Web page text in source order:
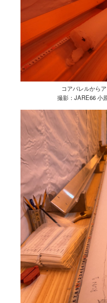
コアバレルから
撮影：JARE66 小